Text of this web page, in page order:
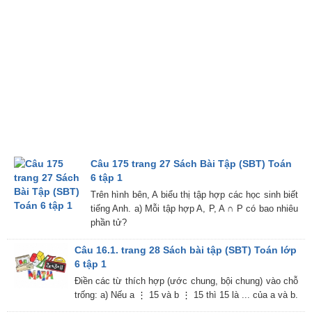
Câu 175 trang 27 Sách Bài Tập (SBT) Toán
6 tập 1
Trên hình bên, A biểu thị tập hợp các học sinh biết
tiếng Anh. a) Mỗi tập hợp A, P, A ∩ P có bao nhiêu
phần tử?
Câu 16.1. trang 28 Sách bài tập (SBT) Toán lớp
6 tập 1
Điền các từ thích hợp (ước chung, bội chung) vào chỗ
trống: a) Nếu a ⋮ 15 và b ⋮ 15 thì 15 là ... của a và b.